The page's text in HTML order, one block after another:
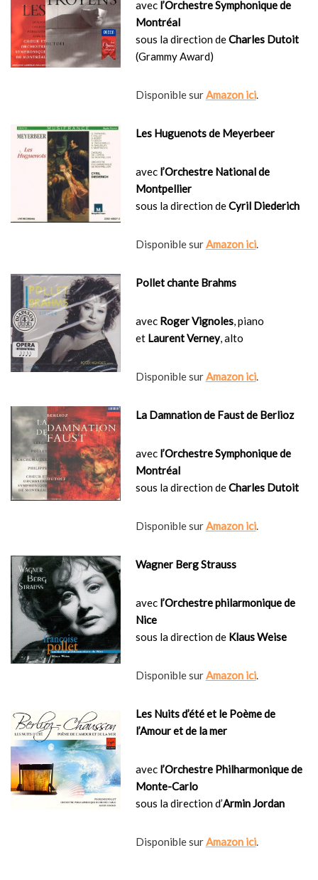
avec l’Orchestre Symphonique de
Montréal
sous la direction deCharles Dutoit
(Grammy Award)
Disponible surAmazon ici.
Les Huguenots de Meyerbeer
avec l’Orchestre National de
Montpellier
sous la direction deCyril Diederich
Disponible surAmazon ici.
Pollet chante Brahms
avec Roger Vignoles, piano
et Laurent Verney, alto
Disponible surAmazon ici.
La Damnation de Faust de Berlioz
avec l’Orchestre Symphonique de
Montréal
sous la direction deCharles Dutoit
Disponible surAmazon ici.
Wagner Berg Strauss
avec l’Orchestre philarmonique de
Nice
sous la direction de Klaus Weise
Disponible surAmazon ici.
Les Nuits d’été et le Poème de
l’Amour et de la mer
avec l’Orchestre Philharmonique de
Monte-Carlo
sous la direction d’Armin Jordan
Disponible surAmazon ici.